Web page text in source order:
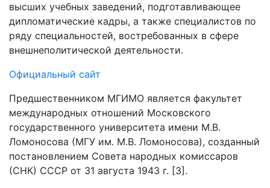
высших учебных заведений, подготавливающее
дипломатические кадры, а также специалистов по
ряду специальностей, востребованных в сфере
внешнеполитической деятельности.
Официальный сайт
Предшественником МГИМО является факультет
международных отношений Московского
государственного университета имени М.В.
Ломоносова (МГУ им. М.В. Ломоносова), созданный
постановлением Совета народных комиссаров
(СНК) СССР от 31 августа 1943 г. [3].